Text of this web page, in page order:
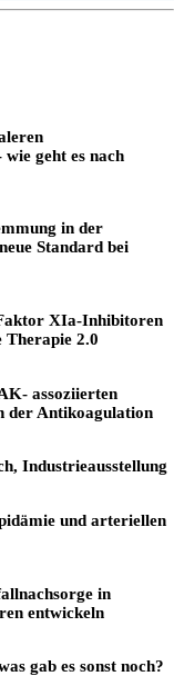
geht es nach
in der
Standard bei
XIa-Inhibitoren
2.0
assoziierten
der Antikoagulation
Industrieausstellung
und arteriellen
in
entwickeln
gab es sonst noch?